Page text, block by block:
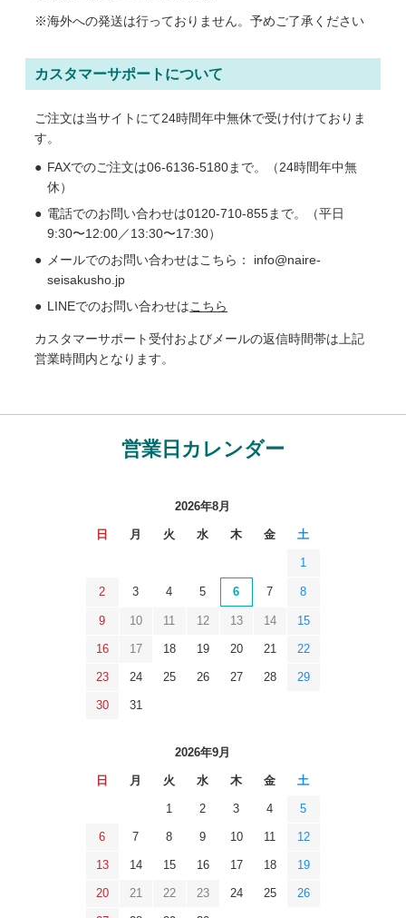
※海外への発送は行っておりません。予めご了承ください
カスタマーサポートについて
ご注文は当サイトにて24時間年中無休で受け付けておりま
す。
FAXでのご注文は06-6136-5180まで。（24時間年中無
休）
電話でのお問い合わせは0120-710-855まで。（平日
9:30〜12:00／13:30〜17:30）
メールでのお問い合わせはこちら： info@naire-
seisakusho.jp
LINEでのお問い合わせはこちら
カスタマーサポート受付およびメールの返信時間帯は上記
営業時間内となります。
営業日カレンダー
2026年8月
日 月 火 水 木 金 土
1
2 3 4 5 6 7 8
9 10 11 12 13 14 15
16 17 18 19 20 21 22
23 24 25 26 27 28 29
30 31
2026年9月
日 月 火 水 木 金 土
1 2 3 4 5
6 7 8 9 10 11 12
13 14 15 16 17 18 19
20 21 22 23 24 25 26